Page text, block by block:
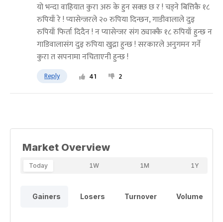
यो भन्दा वाहियात कुरा अरु के हुन सक्छ छ र ! चड्ने बित्तिकै १८
रुपियाँ रे ! प्यासेन्जरले २० रुपिया दिन्छन, गाडीवालाले दुइ
रुपियाँ फिर्ता दिदैन ! न प्यासेन्जर संग ठ्याक्कै १८ रुपियाँ हुन्छ न
गाडिवालासंग दुइ रुपिया खुद्रा हुन्छ ! सरकारले अनुगमन गर्ने
कुरा त सपनामा नचिताएनी हुन्छ !
Reply 41 2